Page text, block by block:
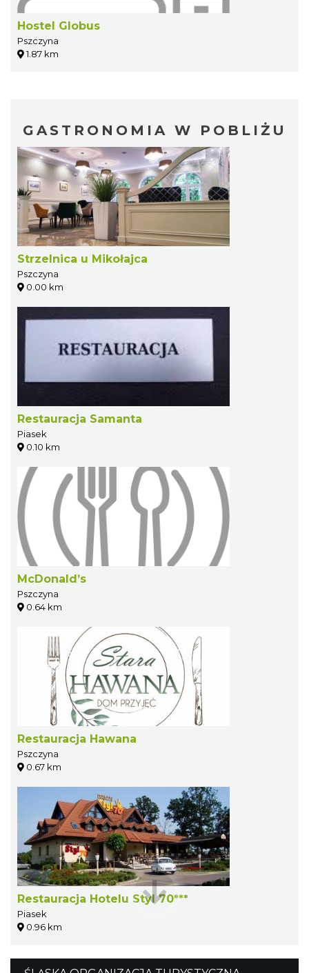
Hostel Globus
Pszczyna
1.87 km
GASTRONOMIA W POBLIŻU
Strzelnica u Mikołajca
Pszczyna
0.00 km
Restauracja Samanta
Piasek
0.10 km
McDonald’s
Pszczyna
0.64 km
Restauracja Hawana
Pszczyna
0.67 km
Restauracja Hotelu Styl 70***
Piasek
0.96 km